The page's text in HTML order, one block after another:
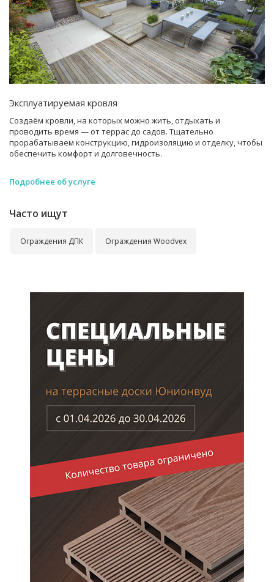
Эксплуатируемая кровля
Создаём кровли, на которых можно жить, отдыхать и
проводить время — от террас до садов. Тщательно
прорабатываем конструкцию, гидроизоляцию и отделку, чтобы
обеспечить комфорт и долговечность.
Подробнее об услуге
Часто ищут
Ограждения ДПК Ограждения Woodvex